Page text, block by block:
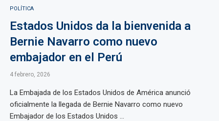
POLÍTICA
Estados Unidos da la bienvenida a
Bernie Navarro como nuevo
embajador en el Perú
4 febrero, 2026
La Embajada de los Estados Unidos de América anunció
oficialmente la llegada de Bernie Navarro como nuevo
Embajador de los Estados Unidos ...